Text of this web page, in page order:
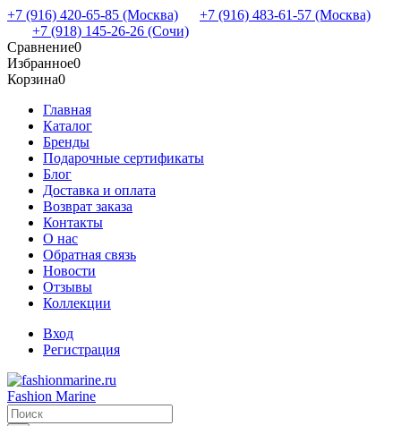
+7 (916) 420-65-85 (Москва)
+7 (916) 483-61-57 (Москва)
+7 (918) 145-26-26 (Сочи)
Сравнение0
Избранное0
Корзина0
Главная
Каталог
Бренды
Подарочные сертификаты
Блог
Доставка и оплата
Возврат заказа
Контакты
О нас
Обратная связь
Новости
Отзывы
Коллекции
Вход
Регистрация
Fashion Marine